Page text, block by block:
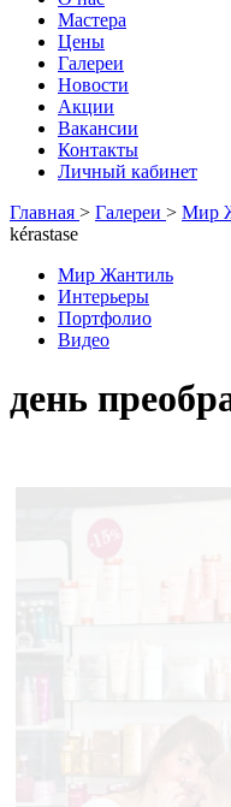
Мастера
Цены
Галереи
Новости
Акции
Вакансии
Контакты
Личный кабинет
Главная > Галереи > Мир
kérastase
Мир Жантиль
Интерьеры
Портфолио
Видео
день